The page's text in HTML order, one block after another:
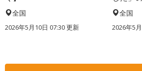
全国
2026年5月10日 07:30 更新
全国
2026年5